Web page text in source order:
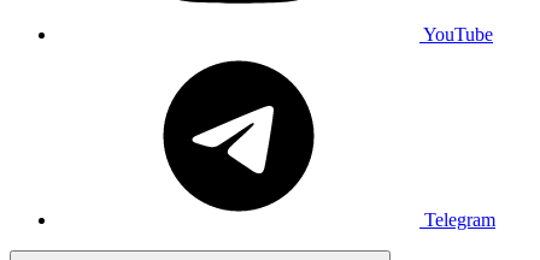
YouTube
Telegram